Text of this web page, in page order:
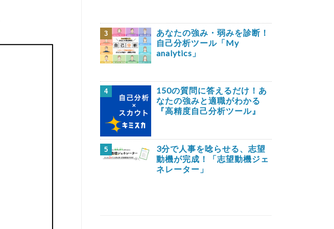
3
あなたの強み・弱みを診断！
自己分析ツール「My
analytics」
4
150の質問に答えるだけ！あ
なたの強みと適職がわかる
『高精度自己分析ツール』
5
3分で人事を唸らせる、志望
動機が完成！「志望動機ジェ
ネレーター」